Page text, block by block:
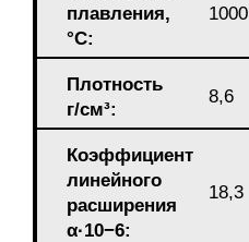
плавления,
°С:
1000
Плотность
г/см³:
8,6
Коэффициент
линейного
расширения
α·10−6:
18,3